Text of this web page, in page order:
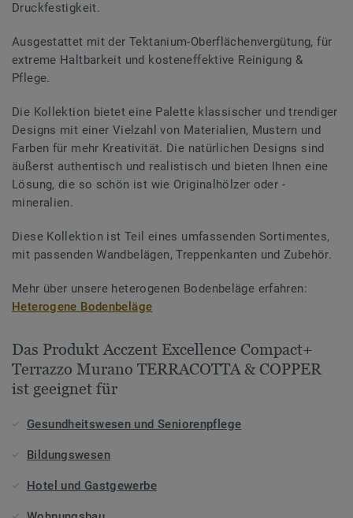
Druckfestigkeit.
Ausgestattet mit der Tektanium-Oberflächenvergütung, für
extreme Haltbarkeit und kosteneffektive Reinigung &
Pflege.
Die Kollektion bietet eine Palette klassischer und trendiger
Designs mit einer Vielzahl von Materialien, Mustern und
Farben für mehr Kreativität. Die natürlichen Designs sind
äußerst authentisch und realistisch und bieten Ihnen eine
Lösung, die so schön ist wie Originalhölzer oder -
mineralien.
Diese Kollektion ist Teil eines umfassenden Sortimentes,
mit passenden Wandbelägen, Treppenkanten und Zubehör.
Mehr über unsere heterogenen Bodenbeläge erfahren:
Heterogene Bodenbeläge
Das Produkt Acczent Excellence Compact+
Terrazzo Murano TERRACOTTA & COPPER
ist geeignet für
Gesundheitswesen und Seniorenpflege
Bildungswesen
Hotel und Gastgewerbe